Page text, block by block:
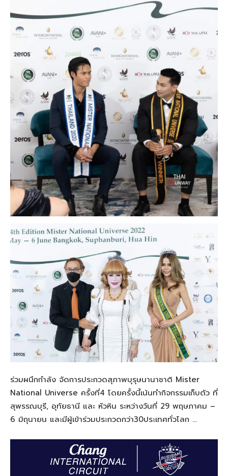
ร่วมผนึกกำลัง จัดการประกวดสุภาพบุรุษนานาชาติ Mister
National Universe ครั้งที่4 โดยครั้งนี้เน้นทำกิจกรรมเก็บตัว ที่
สุพรรณบุรี, อุทัยธานี และ หัวหิน ระหว่างวันที่ 29 พฤษภาคม –
6 มิถุนายน และมีผู้เข้าร่วมประกวดกว่า30ประเทศทั่วโลก …